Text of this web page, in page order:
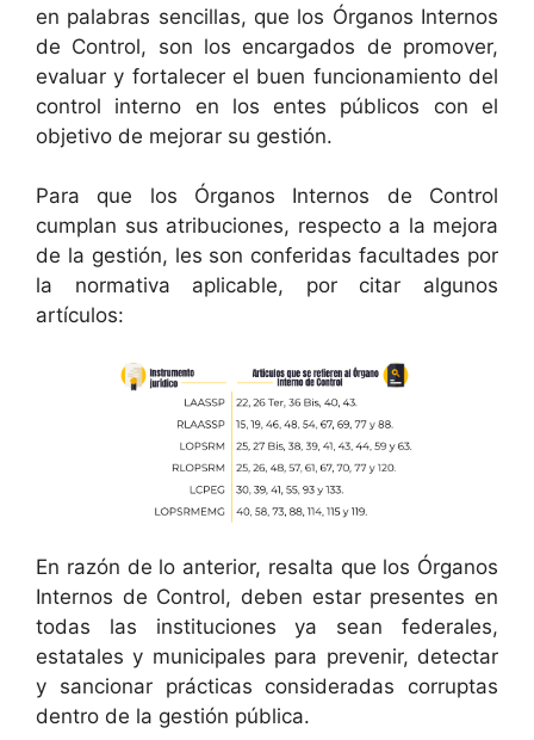
en palabras sencillas, que los Órganos Internos
de Control, son los encargados de promover,
evaluar y fortalecer el buen funcionamiento del
control interno en los entes públicos con el
objetivo de mejorar su gestión.
Para que los Órganos Internos de Control
cumplan sus atribuciones, respecto a la mejora
de la gestión, les son conferidas facultades por
la normativa aplicable, por citar algunos
artículos:
En razón de lo anterior, resalta que los Órganos
Internos de Control, deben estar presentes en
todas las instituciones ya sean federales,
estatales y municipales para prevenir, detectar
y sancionar prácticas consideradas corruptas
dentro de la gestión pública.